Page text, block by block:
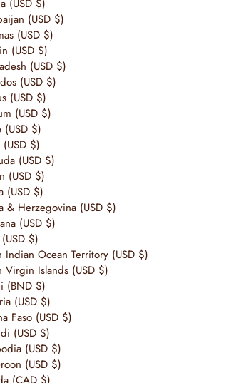
(USD $)
(USD $)
(USD $)
(USD $)
(USD $)
(USD $)
(USD $)
(USD $)
(USD $)
$)
(USD $)
(USD $)
(USD $)
& Herzegovina (USD $)
(USD $)
$)
Indian Ocean Territory (USD $)
Virgin Islands (USD $)
(BND $)
(USD $)
Faso (USD $)
(USD $)
(USD $)
(USD $)